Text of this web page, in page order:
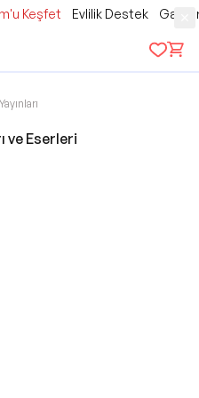
Keşfet Evlilik Destek
ve Eserleri